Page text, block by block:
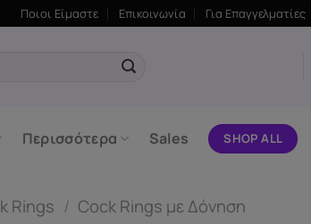
Ποιοι Είμαστε Επικοινωνία Για Επαγγελματίες
Περισσότερα Sales SHOP ALL
Rings / Cock Rings με Δόνηση